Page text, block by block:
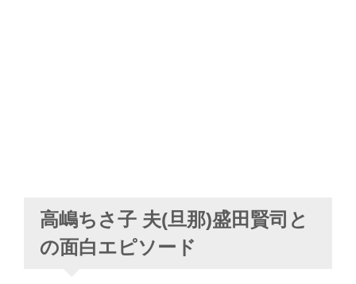
高嶋ちさ子 夫(旦那)盛田賢司と
の面白エピソード